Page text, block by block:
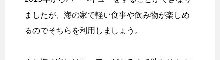
ましたが、海の家で軽い食事や飲み物が楽しめ
るのでそちらを利用しましょう。